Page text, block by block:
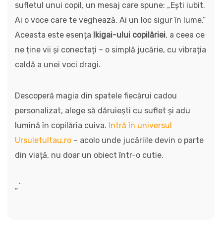
sufletul unui copil, un mesaj care spune: „Ești iubit.
Ai o voce care te veghează. Ai un loc sigur în lume.”
Aceasta este esența Ikigai-ului copilăriei, a ceea ce
ne ține vii și conectați – o simplă jucărie, cu vibrația
caldă a unei voci dragi.
Descoperă magia din spatele fiecărui cadou
personalizat, alege să dăruiești cu suflet și adu
lumină în copilăria cuiva. Intră în universul
Ursuletultau.ro – acolo unde jucăriile devin o parte
din viață, nu doar un obiect într-o cutie.
„`